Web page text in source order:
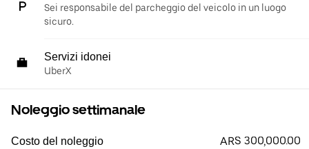
Sei responsabile del parcheggio del veicolo in un luogo
sicuro.
Servizi idonei
UberX
Noleggio settimanale
Costo del noleggio ARS 300,000.00